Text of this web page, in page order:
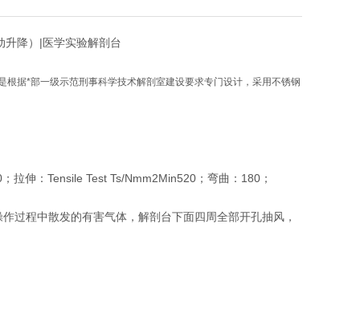
升降）|医学实验解剖台
根据*部一级示范刑 事科学技术解剖室建设要求专门设计，采用不锈钢
拉伸：Tensile Test Ts/Nmm2Min520；弯曲：180；
过程中散发的有害气体，解剖台下面四周全部开孔抽风，